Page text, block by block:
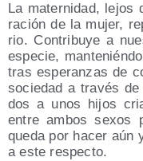
La mater­ni­dad,
ra­ción de la mujer,
rio. Con­tri­bu­ye a
espe­cie,
tras espe­ran­zas de
socie­dad a tra­vés
dos a unos hijos
entre ambos sexos
que­da por hacer aún
a este respecto.